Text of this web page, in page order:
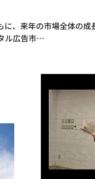
、来年の市場全体の
ル広告市…